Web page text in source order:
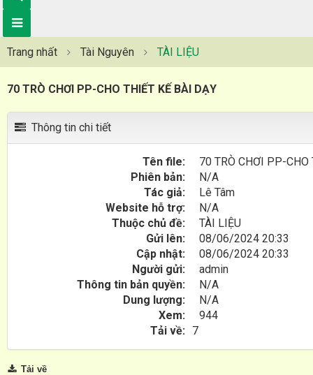
Trang nhất Tài Nguyên TÀI LIỆU
70 TRÒ CHƠI PP-CHO THIẾT KẾ BÀI DẠY
Thông tin chi tiết
Tên file:
70 TRÒ CHƠI PP-CHO
Phiên bản:
N/A
Tác giả:
Lê Tâm
Website hỗ trợ:
N/A
Thuộc chủ đề:
TÀI LIỆU
Gửi lên:
08/06/2024 20:33
Cập nhật:
08/06/2024 20:33
Người gửi:
admin
Thông tin bản quyền:
N/A
Dung lượng:
N/A
Xem:
944
Tải về: 7
Tải về